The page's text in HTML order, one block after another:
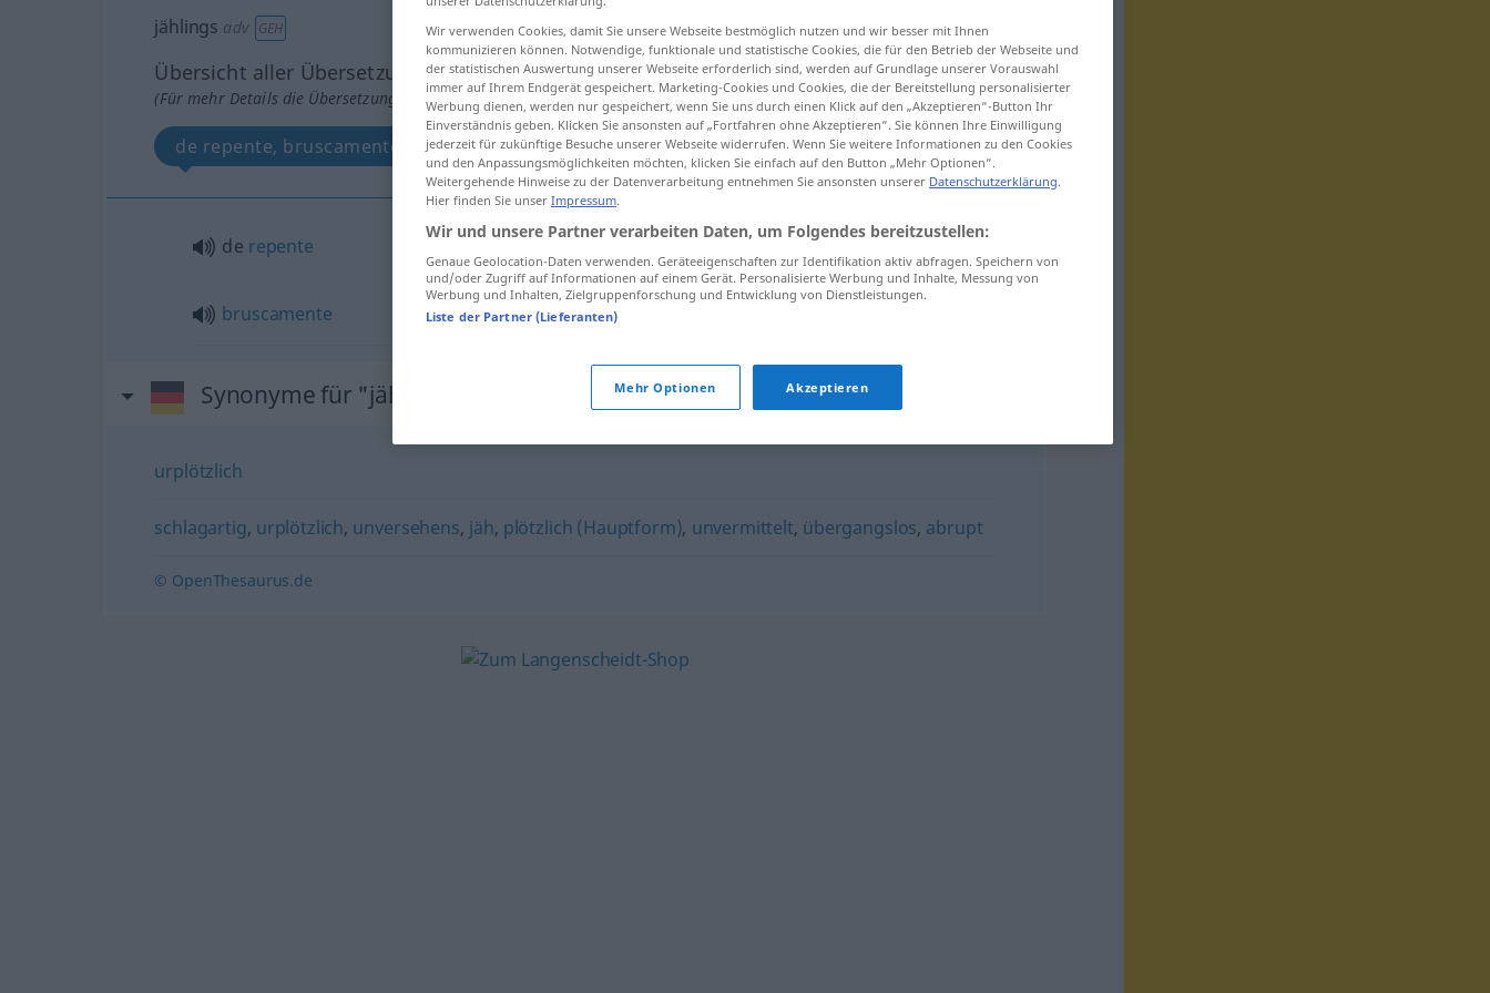
jählings adv GEH
Übersicht aller Übersetzungen
(Für mehr Details die Übersetzung anklicken/antippen)
de repente, bruscamente
de repente
bruscamente
Synonyme für "jählings"
urplötzlich
schlagartig, urplötzlich, unversehens, jäh, plötzlich (Hauptform), unvermittelt, übergangslos, abrupt
© OpenThesaurus.de
Wir verwenden Cookies, damit Sie unsere Webseite bestmöglich nutzen und wir besser mit Ihnen
kommunizieren können. Notwendige, funktionale und statistische Cookies, die für den Betrieb der Webseite und
der statistischen Auswertung unserer Webseite erforderlich sind, werden auf Grundlage unserer Vorauswahl
immer auf Ihrem Endgerät gespeichert. Marketing-Cookies und Cookies, die der Bereitstellung personalisierter
Werbung dienen, werden nur gespeichert, wenn Sie uns durch einen Klick auf den „Akzeptieren“-Button Ihr
Einverständnis geben. Klicken Sie ansonsten auf „Fortfahren ohne Akzeptieren“. Sie können Ihre Einwilligung
jederzeit für zukünftige Besuche unserer Webseite widerrufen. Wenn Sie weitere Informationen zu den Cookies
und den Anpassungsmöglichkeiten möchten, klicken Sie einfach auf den Button „Mehr Optionen“.
Weitergehende Hinweise zu der Datenverarbeitung entnehmen Sie ansonsten unserer Datenschutzerklärung.
Hier finden Sie unser Impressum.
Wir und unsere Partner verarbeiten Daten, um Folgendes bereitzustellen:
Genaue Geolocation-Daten verwenden. Geräteeigenschaften zur Identifikation aktiv abfragen. Speichern von
und/oder Zugriff auf Informationen auf einem Gerät. Personalisierte Werbung und Inhalte, Messung von
Werbung und Inhalten, Zielgruppenforschung und Entwicklung von Dienstleistungen.
Liste der Partner (Lieferanten)
Mehr Optionen Akzeptieren